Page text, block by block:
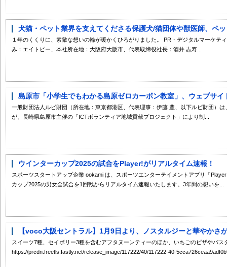
犬猫・ペット業界を支えてくださる保護犬/猫団体や獣医師、ペ
１年のくくりに、素敵な想いの輪が暖かくひろがりました。 PR・デジタルマーケテ
み：エイトピー、本社所在地：大阪府大阪市、代表取締役社長：酒井 志寿...
島原市「小学生でもわかる島原ゼロカーボン教室」、ウェブサイ
一般財団法人ルビ財団（所在地：東京都港区、代表理事：伊藤 豊、以下ルビ財団）
が、長崎県島原市主催の「ICTボランティア地域貢献プロジェクト」により制...
ウインターカップ2025の試合をPlayer!がリアルタイム速報！
スポーツスタートアップ企業 ookami は、スポーツエンターテイメントアプリ「
カップ2025の男女全試合を1回戦からリアルタイム速報いたします。3年間の想いを...
【voco大阪セントラル】1月9日より、ノスタルジーと華やかさ
スイーツ7種、セイボリー3種を含むアフタヌーンティーのほか、いちごのピザやパ
https://prcdn.freetls.fastly.net/release_image/117222/40/117222-40-